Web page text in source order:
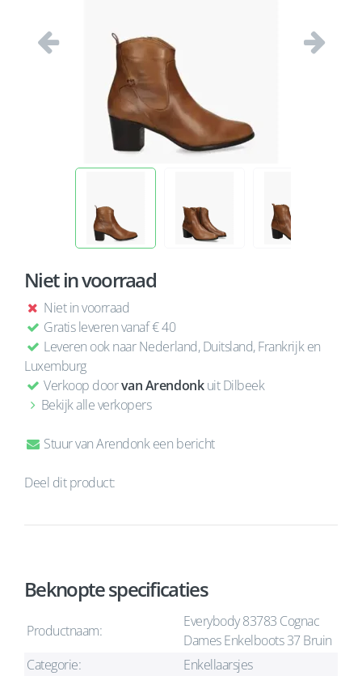
Vorige
Niet in voorraad
Niet in voorraad
Gratis leveren vanaf € 40
Leveren ook naar Nederland, Duitsland, Frankrijk en
Luxemburg
Verkoop doorvan Arendonkuit Dilbeek
Bekijk alle verkopers
Stuur van Arendonk een bericht
Deel dit product:
Beknopte specificaties
Productnaam:
Everybody 83783 Cognac
Dames Enkelboots 37 Bruin
Categorie:
Enkellaarsjes